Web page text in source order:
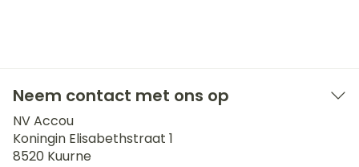
Neem contact met ons op
NV Accou
Koningin Elisabethstraat 1
8520 Kuurne